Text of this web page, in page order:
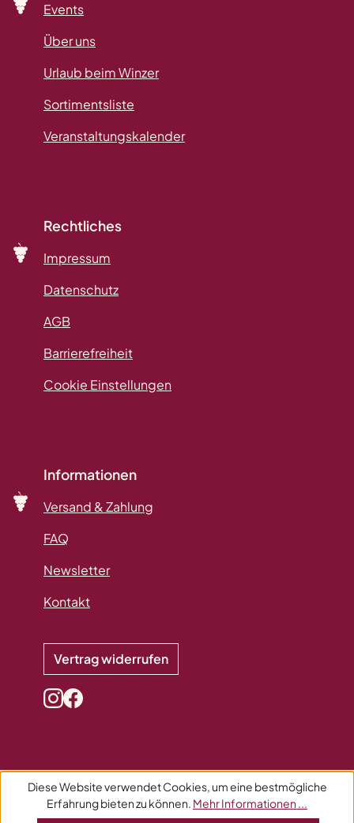
Events
Über uns
Urlaub beim Winzer
Sortimentsliste
Veranstaltungskalender
Rechtliches
Impressum
Datenschutz
AGB
Barrierefreiheit
Cookie Einstellungen
Informationen
Versand & Zahlung
FAQ
Newsletter
Kontakt
Vertrag widerrufen
Diese Website verwendet Cookies, um eine bestmögliche
Erfahrung bieten zu können. Mehr Informationen ...